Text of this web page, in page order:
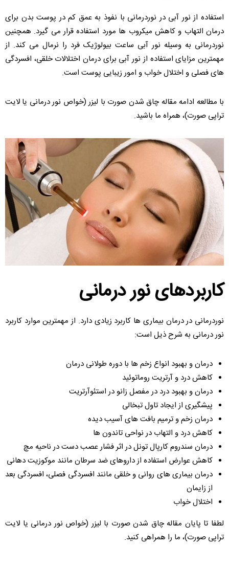
استفاده از نور آبی در نوردرمانی با نفوذ به عمق کم در پوست بدن برای
درمان التهاب و کاهش میکروب ها مورد استفاده قرار می گیرد. همچنین
نوردرمانی به وسیله نور آبی ساعت بیولوژیک فرد را نرمال می کند. از
مهمترین مزایای استفاده از نور آبی برای درمان اختلالات خلقی، افسردگی
های فصلی و اختلال خواب و امور زیبایی پوست است.
با مطالعه ادامه مقاله چاق شدن صورت با لیزر (خواص نور درمانی یا لایت
تراپی صورت)، همراه ما باشید.
کاربردهای نور درمانی
نوردرمانی در درمان بیماری ها کاربرد زیادی دارد. از مهمترین موارد کاربرد
نور درمانی به شرح ذیل است:
درمان و بهبود انواع زخم ها با دوره طولانی درمان
کاهش درد و آرتریت روماتوئید
درمان و بهبود درد در مفصل زانو در استئوآرتریت
پیشگیری از ایجاد تاول تبخالی
درمان زخم و ترمیم بافت های آسیب دیده
کاهش درد و التهاب در نواحی تاندون ها
درمان سندروم کارپال تونل در اثر فشار عصب دست در ناحیه مچ
کاهش عوارض استفاده از داروهای ضد سرطان مانند موکوزیت دهانی
درمان بیماری های روانی و خلقی مانند افسردگی فصلی، افسردگی بعد
از زایمان
اختلال خواب
لطفا تا پایان مقاله چاق شدن صورت با لیزر (خواص نور درمانی یا لایت
تراپی صورت)، ما را همراهی کنید.